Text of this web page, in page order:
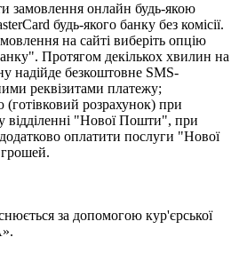
замовлення онлайн будь-якою
будь-якого банку без комісії.
на сайті виберіть опцію
Протягом декількох хвилин на
надійде безкоштовне SMS-
реквізитами платежу;
розрахунок) при
відділенні "Нової Пошти", при
оплатити послуги "Нової
за допомогою кур'єрської